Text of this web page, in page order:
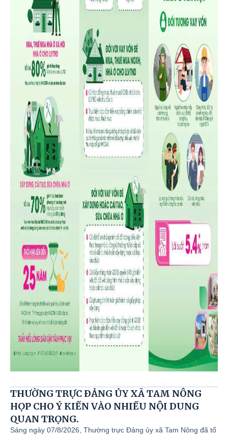
THƯỜNG TRỰC ĐẢNG ỦY XÃ TAM NÔNG
HỌP CHO Ý KIẾN VÀO NHIỀU NỘI DUNG
QUAN TRỌNG.
Sáng ngày 07/8/2026, Thường trực Đảng ủy xã Tam Nông đã tổ